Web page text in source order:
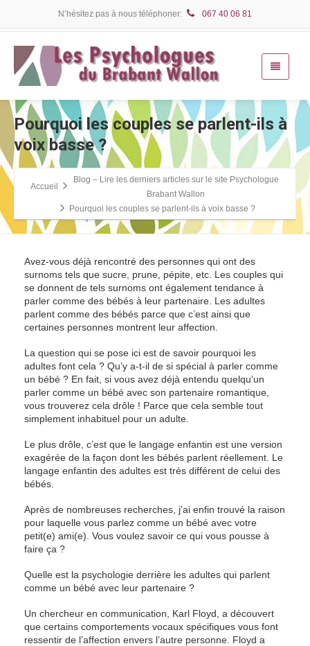
N’hésitez pas à nous téléphoner: 067 40 06 81
Pourquoi les couples se parlent-ils à
voix basse ?
Accueil
Blog – Lire les derniers articles sur le site Psychologue
Brabant Wallon
Pourquoi les couples se parlent-ils à voix basse ?
Avez-vous déjà rencontré des personnes qui ont des
surnoms tels que sucre, prune, pépite, etc. Les couples qui
se donnent de tels surnoms ont également tendance à
parler comme des bébés à leur partenaire. Les adultes
parlent comme des bébés parce que c’est ainsi que
certaines personnes montrent leur affection.
La question qui se pose ici est de savoir pourquoi les
adultes font cela ? Qu’y a-t-il de si spécial à parler comme
un bébé ? En fait, si vous avez déjà entendu quelqu’un
parler comme un bébé avec son partenaire romantique,
vous trouverez cela drôle ! Parce que cela semble tout
simplement inhabituel pour un adulte.
Le plus drôle, c’est que le langage enfantin est une version
exagérée de la façon dont les bébés parlent réellement. Le
langage enfantin des adultes est très différent de celui des
bébés.
Après de nombreuses recherches, j’ai enfin trouvé la raison
pour laquelle vous parlez comme un bébé avec votre
petit(e) ami(e). Vous voulez savoir ce qui vous pousse à
faire ça ?
Quelle est la psychologie derrière les adultes qui parlent
comme un bébé avec leur partenaire ?
Un chercheur en communication, Karl Floyd, a découvert
que certains comportements vocaux spécifiques vous font
ressentir de l’affection envers l’autre personne. Floyd a